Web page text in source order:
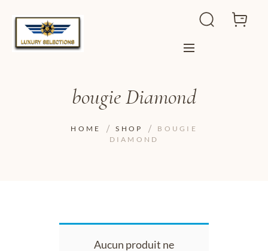
bougie Diamond
HOME SHOP
BOUGIE
DIAMOND
Aucun produit ne